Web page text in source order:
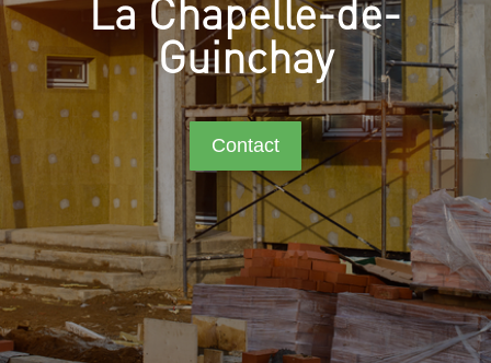
La Chapelle-de-
Guinchay
Contact